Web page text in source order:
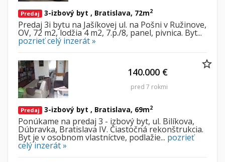
4 a viac izbové byty
Pozemok
Bývanie a rekreácia
Priemyselný pozemok
Poľnohospodárske pozemky
Záhrada
Iný poľnohospodársky pozemok
Nebytové priestory
Predaj 3-izbový byt , Bratislava, 72m2
Predaj 3i bytu na Jašíkovej ul. na Pošni v Ružinove,
OV, 72 m2, lodžia 4 m2, 7.p./8, panel, pivnica. Byt...
pozrieť celý inzerát »
Predaj 3-izbový byt , Bratislava, 69m2
Ponúkame na predaj 3 - izbový byt, ul. Bilíkova,
Dúbravka, Bratislava IV. Čiastočná rekonštrukcia.
Byt je v osobnom vlastníctve, podlažie... pozrieť
celý inzerát »
140.000 €
pred 7 rokmi